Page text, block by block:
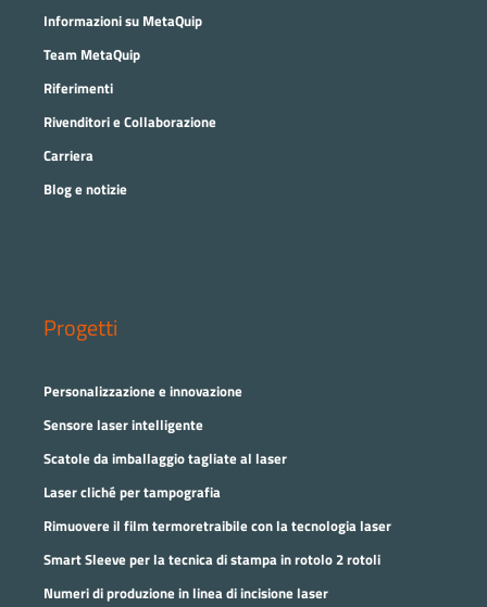
Informazioni su MetaQuip
Team MetaQuip
Riferimenti
Rivenditori e Collaborazione
Carriera
Blog e notizie
Progetti
Personalizzazione e innovazione
Sensore laser intelligente
Scatole da imballaggio tagliate al laser
Laser cliché per tampografia
Rimuovere il film termoretraibile con la tecnologia laser
Smart Sleeve per la tecnica di stampa in rotolo 2 rotoli
Numeri di produzione in linea di incisione laser